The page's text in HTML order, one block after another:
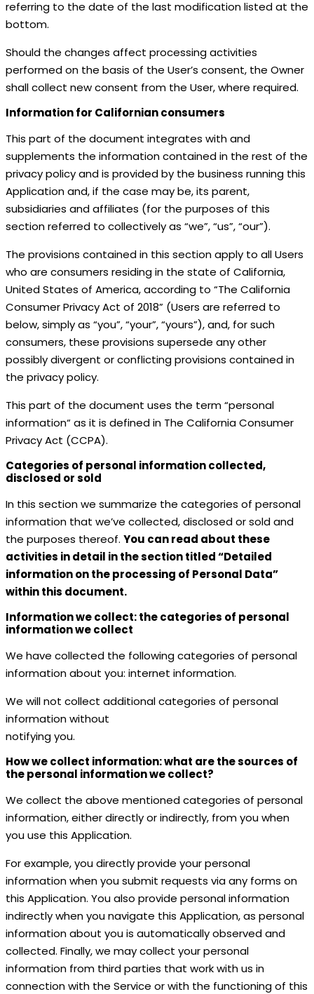
referring to the date of the last modification listed at the
bottom.
Should the changes affect processing activities
performed on the basis of the User’s consent, the Owner
shall collect new consent from the User, where required.
Information for Californian consumers
This part of the document integrates with and
supplements the information contained in the rest of the
privacy policy and is provided by the business running this
Application and, if the case may be, its parent,
subsidiaries and affiliates (for the purposes of this
section referred to collectively as “we”, “us”, “our”).
The provisions contained in this section apply to all Users
who are consumers residing in the state of California,
United States of America, according to “The California
Consumer Privacy Act of 2018” (Users are referred to
below, simply as “you”, “your”, “yours”), and, for such
consumers, these provisions supersede any other
possibly divergent or conflicting provisions contained in
the privacy policy.
This part of the document uses the term “personal
information“ as it is defined in The California Consumer
Privacy Act (CCPA).
Categories of personal information collected,
disclosed or sold
In this section we summarize the categories of personal
information that we’ve collected, disclosed or sold and
the purposes thereof. You can read about these
activities in detail in the section titled “Detailed
information on the processing of Personal Data”
within this document.
Information we collect: the categories of personal
information we collect
We have collected the following categories of personal
information about you: internet information.
We will not collect additional categories of personal
information without
notifying you.
How we collect information: what are the sources of
the personal information we collect?
We collect the above mentioned categories of personal
information, either directly or indirectly, from you when
you use this Application.
For example, you directly provide your personal
information when you submit requests via any forms on
this Application. You also provide personal information
indirectly when you navigate this Application, as personal
information about you is automatically observed and
collected. Finally, we may collect your personal
information from third parties that work with us in
connection with the Service or with the functioning of this